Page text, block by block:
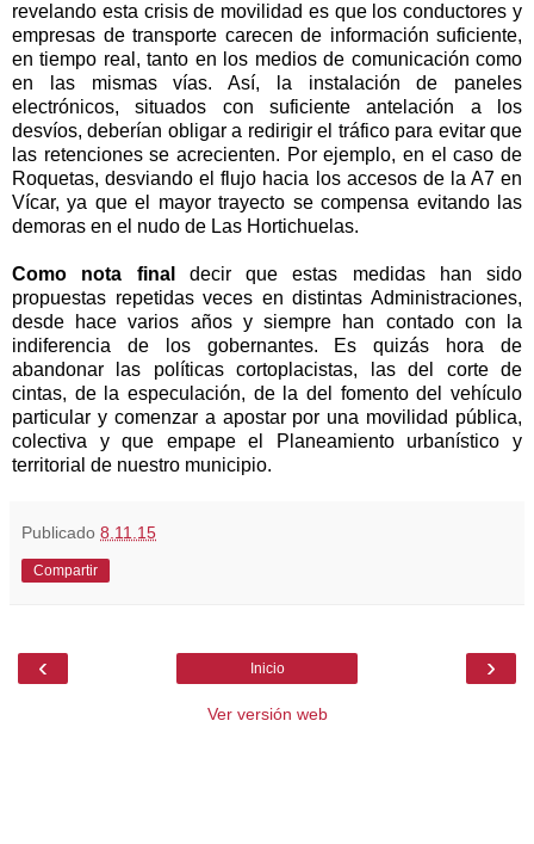
revelando esta crisis de movilidad es que los conductores y
empresas de transporte carecen de información suficiente,
en tiempo real, tanto en los medios de comunicación como
en las mismas vías. Así, la instalación de paneles
electrónicos, situados con suficiente antelación a los
desvíos, deberían obligar a redirigir el tráfico para evitar que
las retenciones se acrecienten. Por ejemplo, en el caso de
Roquetas, desviando el flujo hacia los accesos de la A7 en
Vícar, ya que el mayor trayecto se compensa evitando las
demoras en el nudo de Las Hortichuelas.
Como nota final
decir que estas medidas han sido
propuestas repetidas veces en distintas Administraciones,
desde hace varios años y siempre han contado con la
indiferencia de los gobernantes. Es quizás hora de
abandonar las políticas cortoplacistas, las del corte de
cintas, de la especulación, de la del fomento del vehículo
particular y comenzar a apostar por una movilidad pública,
colectiva y que empape el Planeamiento urbanístico y
territorial de nuestro municipio.
Publicado 8.11.15
Compartir
‹ ›
Inicio
Ver versión web